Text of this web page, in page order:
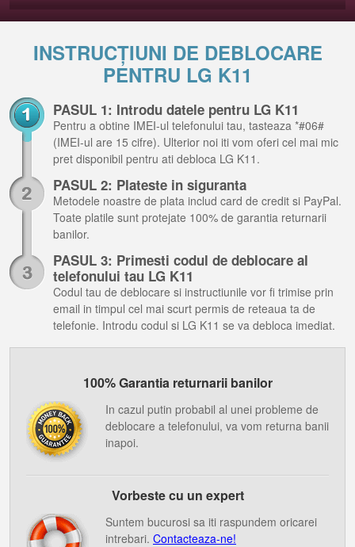
INSTRUCȚIUNI DE DEBLOCARE
PENTRU LG K11
PASUL 1: Introdu datele pentru LG K11
Pentru a obtine IMEI-ul telefonului tau, tasteaza *#06#
(IMEI-ul are 15 cifre). Ulterior noi iti vom oferi cel mai mic
pret disponibil pentru ati debloca LG K11.
PASUL 2: Plateste in siguranta
Metodele noastre de plata includ card de credit si PayPal.
Toate platile sunt protejate 100% de garantia returnarii
banilor.
PASUL 3: Primesti codul de deblocare al
telefonului tau LG K11
Codul tau de deblocare si instructiunile vor fi trimise prin
email in timpul cel mai scurt permis de reteaua ta de
telefonie. Introdu codul si LG K11 se va debloca imediat.
100% Garantia returnarii banilor
In cazul putin probabil al unei probleme de
deblocare a telefonului, va vom returna banii
inapoi.
Vorbeste cu un expert
Suntem bucurosi sa iti raspundem oricarei
intrebari. Contacteaza-ne!